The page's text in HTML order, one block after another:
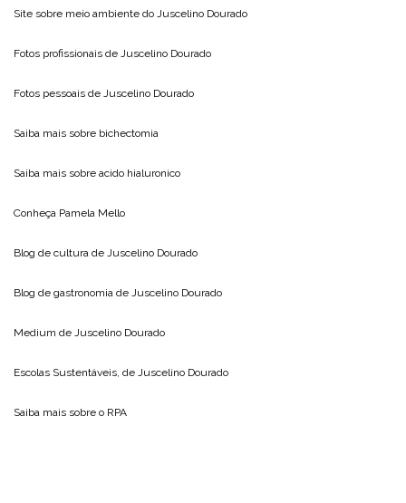
Site sobre meio ambiente do Juscelino Dourado
Fotos profissionais de Juscelino Dourado
Fotos pessoais de Juscelino Dourado
Saiba mais sobre bichectomia
Saiba mais sobre acido hialuronico
Conheça Pamela Mello
Blog de cultura de Juscelino Dourado
Blog de gastronomia de Juscelino Dourado
Medium de Juscelino Dourado
Escolas Sustentáveis, de Juscelino Dourado
Saiba mais sobre o RPA